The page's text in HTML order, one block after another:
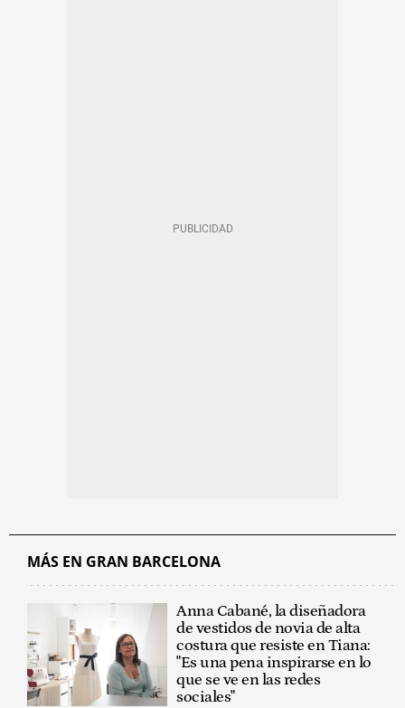
MÁS EN GRAN BARCELONA
Anna Cabané, la diseñadora
de vestidos de novia de alta
costura que resiste en Tiana:
"Es una pena inspirarse en lo
que se ve en las redes
sociales"